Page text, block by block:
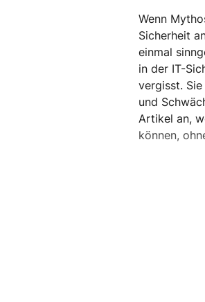
Wenn
Sicherheit
einmal
in der IT-
vergisst.
und
Artikel an,
können,